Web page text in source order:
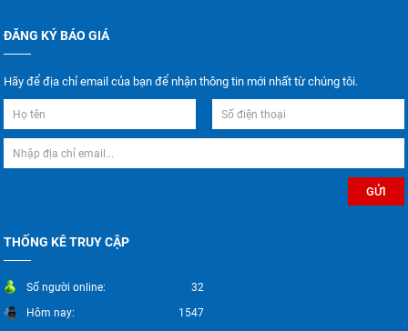
ĐĂNG KÝ BÁO GIÁ
Hãy để địa chỉ email của bạn để nhận thông tin mới nhất từ chúng tôi.
THỐNG KÊ TRUY CẬP
Số người online:
32
Hôm nay:
1547